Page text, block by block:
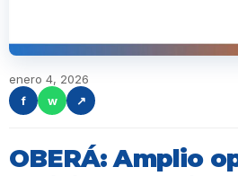
enero 4, 2026
f
w ↗
OBERÁ: Amplio